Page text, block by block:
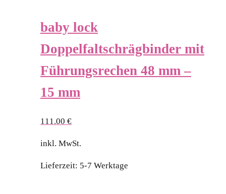
baby lock
Doppelfaltschrägbinder mit
Führungsrechen 48 mm –
15 mm
111.00 €
inkl. MwSt.
Lieferzeit: 5-7 Werktage